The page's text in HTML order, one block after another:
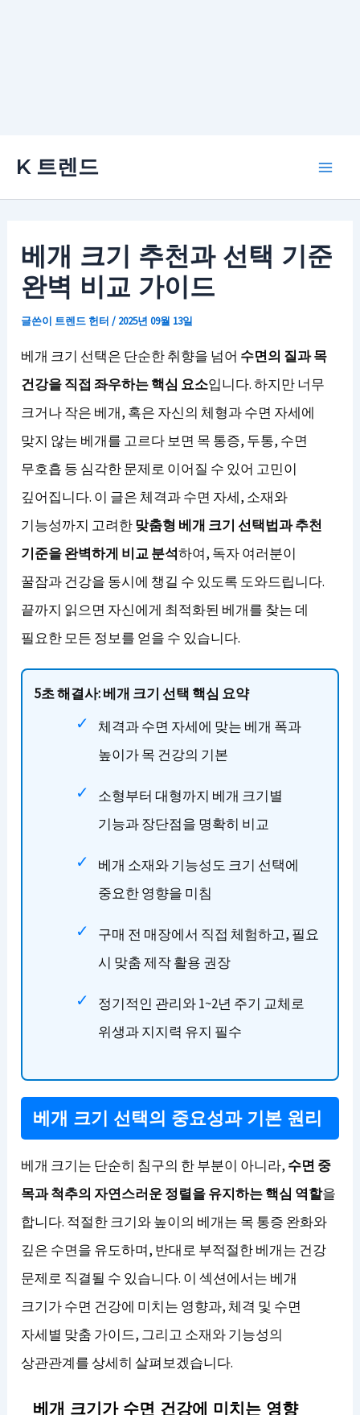
K 트렌드
베개 크기 추천과 선택 기준
완벽 비교 가이드
글쓴이 트렌드 헌터/ 2025년 09월 13일
베개 크기 선택은 단순한 취향을 넘어 수면의 질과 목
건강을 직접 좌우하는 핵심 요소입니다. 하지만 너무
크거나 작은 베개, 혹은 자신의 체형과 수면 자세에
맞지 않는 베개를 고르다 보면 목 통증, 두통, 수면
무호흡 등 심각한 문제로 이어질 수 있어 고민이
깊어집니다. 이 글은 체격과 수면 자세, 소재와
기능성까지 고려한맞춤형 베개 크기 선택법과 추천
기준을 완벽하게 비교 분석하여, 독자 여러분이
꿀잠과 건강을 동시에 챙길 수 있도록 도와드립니다.
끝까지 읽으면 자신에게 최적화된 베개를 찾는 데
필요한 모든 정보를 얻을 수 있습니다.
5초 해결사: 베개 크기 선택 핵심 요약
체격과 수면 자세에 맞는 베개 폭과
높이가 목 건강의 기본
소형부터 대형까지 베개 크기별
기능과 장단점을 명확히 비교
베개 소재와 기능성도 크기 선택에
중요한 영향을 미침
구매 전 매장에서 직접 체험하고, 필요
시 맞춤 제작 활용 권장
정기적인 관리와 1~2년 주기 교체로
위생과 지지력 유지 필수
베개 크기 선택의 중요성과 기본 원리
베개 크기는 단순히 침구의 한 부분이 아니라, 수면 중
목과 척추의 자연스러운 정렬을 유지하는 핵심 역할을
합니다. 적절한 크기와 높이의 베개는 목 통증 완화와
깊은 수면을 유도하며, 반대로 부적절한 베개는 건강
문제로 직결될 수 있습니다. 이 섹션에서는 베개
크기가 수면 건강에 미치는 영향과, 체격 및 수면
자세별 맞춤 가이드, 그리고 소재와 기능성의
상관관계를 상세히 살펴보겠습니다.
베개 크기가 수면 건강에 미치는 영향